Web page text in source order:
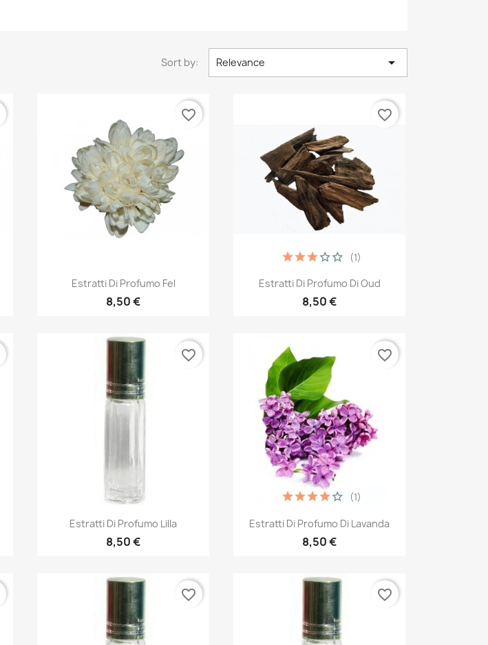
Sort by: Relevance 
Quick view
Estratti Di Profumo Fel
8,50 €
favorite_border
Quick view
Estratti Di Profumo Di Oud
8,50 €
(1)
favorite_border
Quick view
Estratti Di Profumo Lilla
8,50 €
favorite_border
Quick view
Estratti Di Profumo Di Lavanda
8,50 €
(1)
favorite_border
favorite_border favorite_border